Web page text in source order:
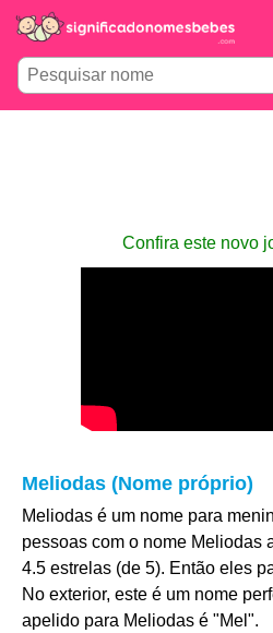
Confira este novo
Meliodas (Nome próprio)
Meliodas é um nome para
pessoas com o nome Meliodas
4.5 estrelas (de 5). Então eles
No exterior, este é um nome
apelido para Meliodas é "Mel".